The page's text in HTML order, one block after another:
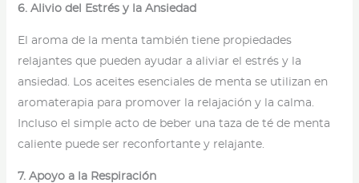
6. Alivio del Estrés y la Ansiedad
El aroma de la menta también tiene propiedades
relajantes que pueden ayudar a aliviar el estrés y la
ansiedad. Los aceites esenciales de menta se utilizan en
aromaterapia para promover la relajación y la calma.
Incluso el simple acto de beber una taza de té de menta
caliente puede ser reconfortante y relajante.
7. Apoyo a la Respiración